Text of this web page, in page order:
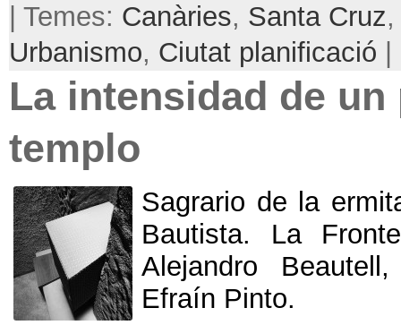
| Temes: Canàries, Santa Cruz,
Urbanismo, Ciutat planificació
La intensidad de un
templo
Sagrario de la
Bautista. La
Alejandro
Efraín Pinto.